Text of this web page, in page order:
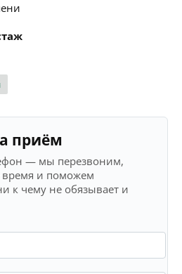
приём
— мы перезвоним,
и поможем
к чему не обязывает и